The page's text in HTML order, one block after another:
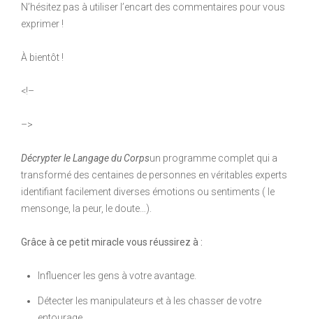
N’hésitez pas à utiliser l’encart des commentaires pour vous
exprimer !
À bientôt !
<!–
–>
Décrypter le Langage du Corpsun programme complet qui a
transformé des centaines de personnes en véritables experts
identifiant facilement diverses émotions ou sentiments ( le
mensonge, la peur, le doute…).
Grâce à ce petit miracle vous réussirez à :
Influencer les gens à votre avantage.
Détecter les manipulateurs et à les chasser de votre